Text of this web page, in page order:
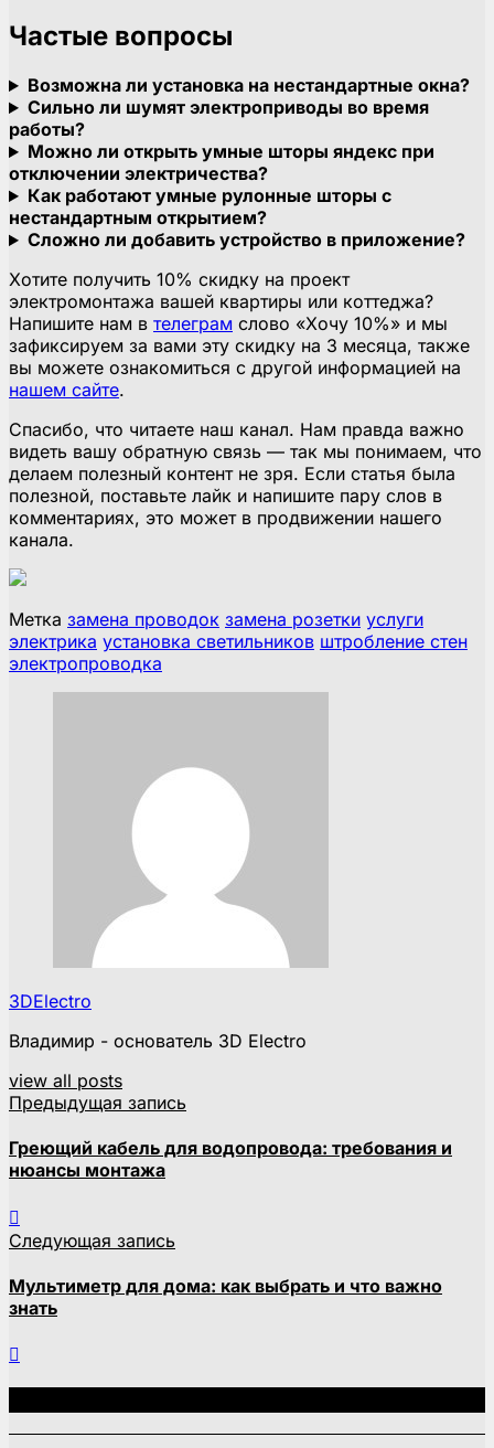
Частые вопросы
Возможна ли установка на нестандартные окна?
Сильно ли шумят электроприводы во время
работы?
Можно ли открыть умные шторы яндекс при
отключении электричества?
Как работают умные рулонные шторы с
нестандартным открытием?
Сложно ли добавить устройство в приложение?
Хотите получить 10% скидку на проект
электромонтажа вашей квартиры или коттеджа?
Напишите нам в телеграм слово «Хочу 10%» и мы
зафиксируем за вами эту скидку на 3 месяца, также
вы можете ознакомиться с другой информацией на
нашем сайте.
Спасибо, что читаете наш канал. Нам правда важно
видеть вашу обратную связь — так мы понимаем, что
делаем полезный контент не зря. Если статья была
полезной, поставьте лайк и напишите пару слов в
комментариях, это может в продвижении нашего
канала.
Метка замена проводок замена розетки услуги
электрика установка светильников штробление стен
электропроводка
3DElectro
Владимир - основатель 3D Electro
view all posts
Предыдущая запись
Греющий кабель для водопровода: требования и
нюансы монтажа
Следующая запись
Мультиметр для дома: как выбрать и что важно
знать